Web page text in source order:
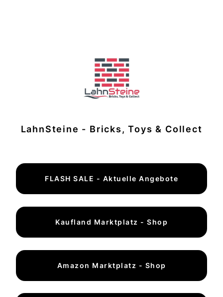
LahnSteine - Bricks, Toys & Collect
FLASH SALE - Aktuelle Angebote
Kaufland Marktplatz - Shop
Amazon Marktplatz - Shop